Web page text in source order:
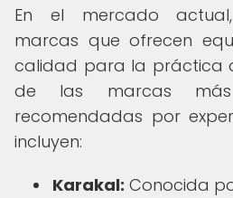
En el mercado
marcas que ofrecen
calidad para la práctica
de las marcas
recomendadas por
incluyen:
Karakal: Conocida